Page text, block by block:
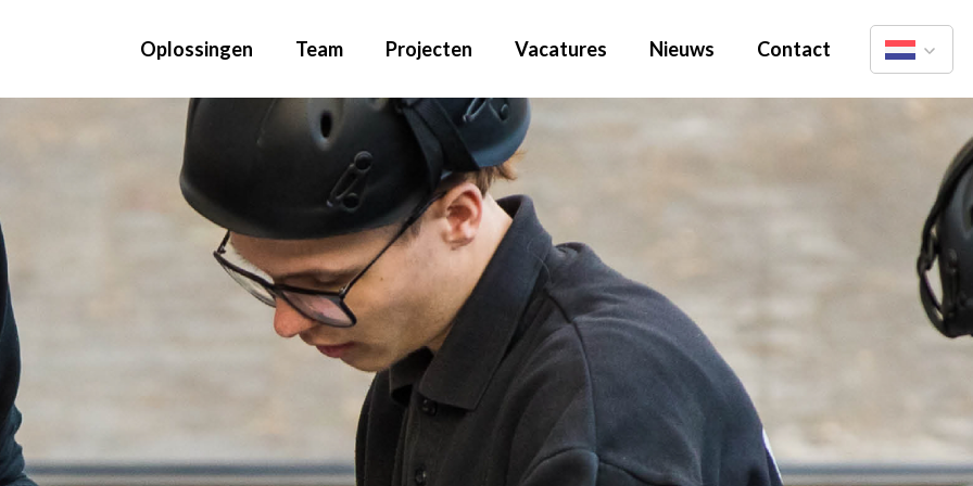
Oplossingen Team Projecten Vacatures Nieuws Contact
English